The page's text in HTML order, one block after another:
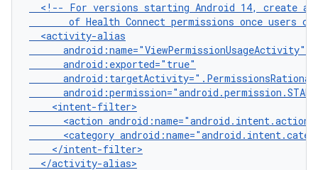
<!-- For versions starting Android 14, create an
of Health Connect permissions once users
<action
<category